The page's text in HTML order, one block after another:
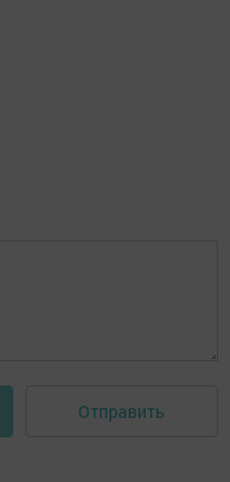
Отправить